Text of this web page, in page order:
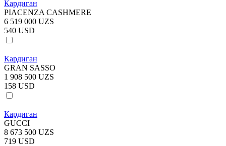
Кардиган
PIACENZA CASHMERE
6 519 000 UZS
540 USD
Кардиган
GRAN SASSO
1 908 500 UZS
158 USD
Кардиган
GUCCI
8 673 500 UZS
719 USD